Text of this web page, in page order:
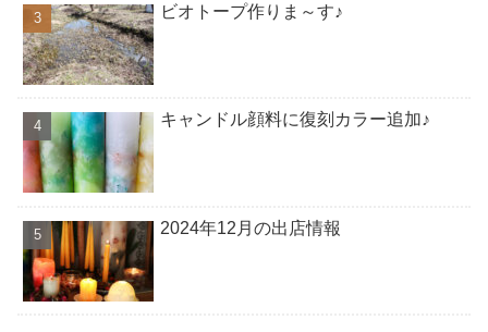
ビオトープ作りま～す♪
キャンドル顔料に復刻カラー追加♪
2024年12月の出店情報